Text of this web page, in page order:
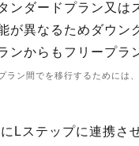
ンダードプラン又は
が異なるためダウン
ンからもフリープラ
ラン間でを移行するためには
Lステップに連携さ